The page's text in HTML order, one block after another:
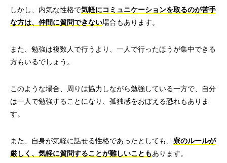
しかし、内気な性格で気軽にコミュニケーションを取るのが苦手
な方は、仲間に質問できない場合もあります。
また、勉強は複数人で行うより、一人で行ったほうが集中できる
方もいるでしょう。
このような場合、周りは協力しながら勉強している一方で、自分
は一人で勉強することになり、孤独感をおぼえる恐れもありま
す。
また、自身が気軽に話せる性格であったとしても、 寮のルールが
厳しく、気軽に質問することが難しいこともあります。